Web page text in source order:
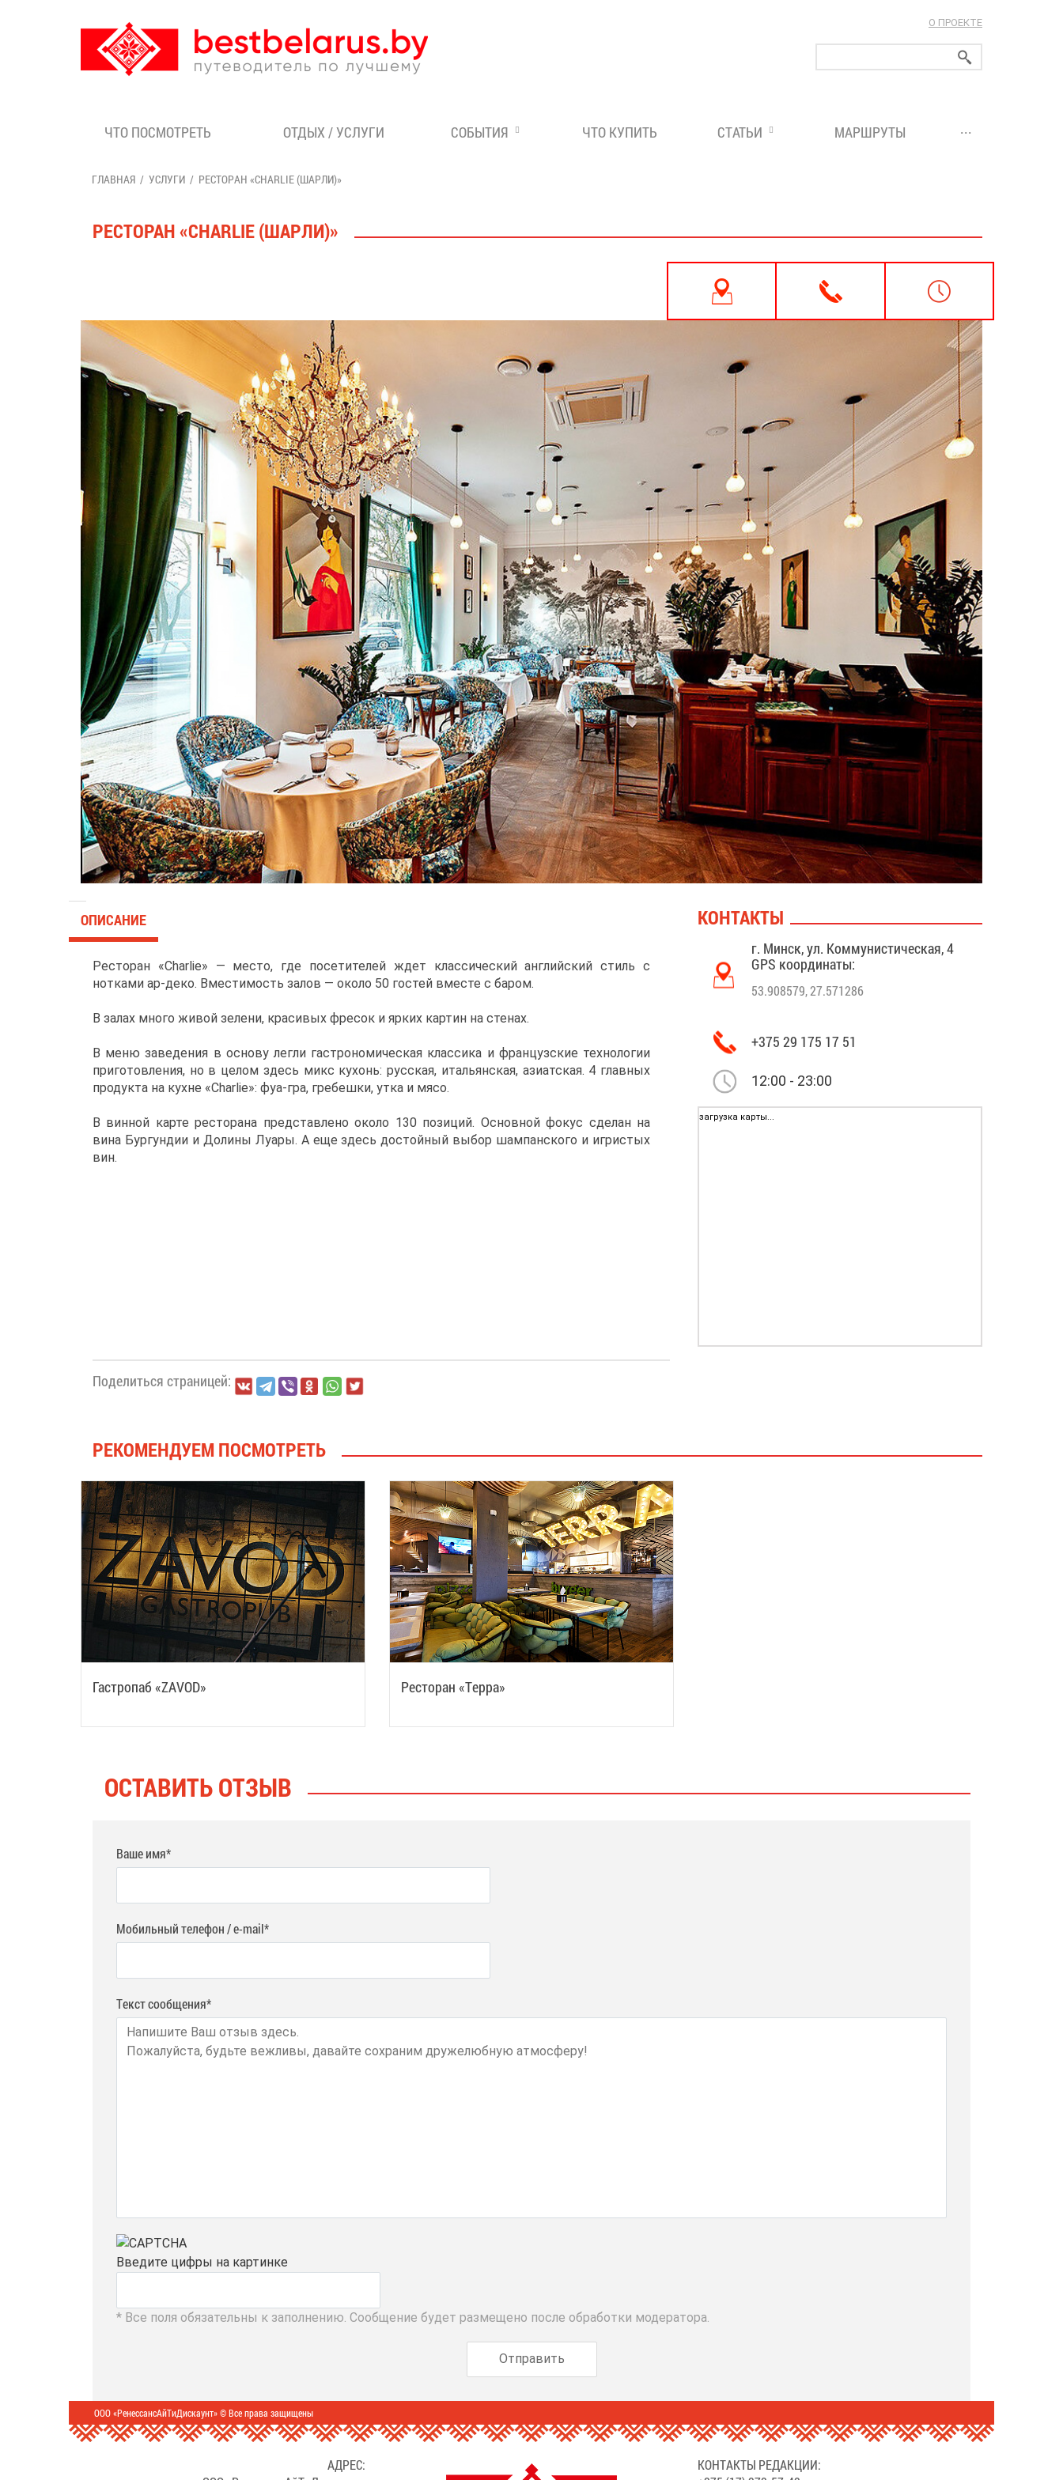
О ПРОЕКТЕ
ЧТО ПОСМОТРЕТЬ ОТДЫХ / УСЛУГИ СОБЫТИЯ ЧТО КУПИТЬ СТАТЬИ МАРШРУТЫ ...
ГЛАВНАЯ УСЛУГИ РЕСТОРАН «CHARLIE (ШАРЛИ)»
РЕСТОРАН «CHARLIE (ШАРЛИ)»
ОПИСАНИЕ
Ресторан «Charlie» — место, где посетителей ждет классический английский стиль с
нотками ар-деко. Вместимость залов — около 50 гостей вместе с баром.
В залах много живой зелени, красивых фресок и ярких картин на стенах.
В меню заведения в основу легли гастрономическая классика и французские технологии
приготовления, но в целом здесь микс кухонь: русская, итальянская, азиатская. 4 главных
продукта на кухне «Charlie»: фуа-гра, гребешки, утка и мясо.
В винной карте ресторана представлено около 130 позиций. Основной фокус сделан на
вина Бургундии и Долины Луары. А еще здесь достойный выбор шампанского и игристых
вин.
КОНТАКТЫ
г. Минск, ул. Коммунистическая, 4
GPS координаты:
53.908579, 27.571286
+375 29 175 17 51
12:00 - 23:00
загрузка карты...
Поделиться страницей:
РЕКОМЕНДУЕМ ПОСМОТРЕТЬ
Гастропаб «ZAVOD» Ресторан «Терра»
ОСТАВИТЬ ОТЗЫВ
Ваше имя*
Мобильный телефон / e-mail*
Текст сообщения*
Введите цифры на картинке
* Все поля обязательны к заполнению. Сообщение будет размещено после обработки модератора.
ООО «РенессансАйТиДискаунт» © Все права защищены
АДРЕС:
КОНТАКТЫ РЕДАКЦИИ: